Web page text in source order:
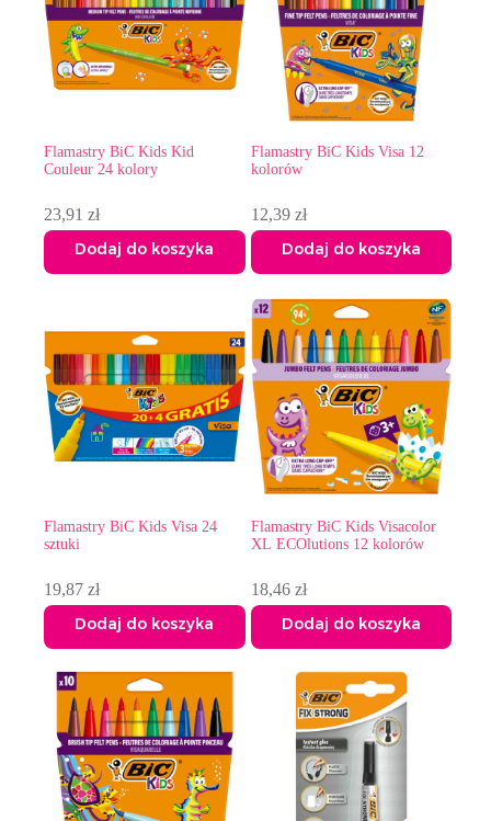
Flamastry BiC Kids Kid
Couleur 24 kolory
23,91 zł
Dodaj do koszyka
Flamastry BiC Kids Visa 12
kolorów
12,39 zł
Dodaj do koszyka
Flamastry BiC Kids Visa 24
sztuki
19,87 zł
Dodaj do koszyka
Flamastry BiC Kids Visacolor
XL ECOlutions 12 kolorów
18,46 zł
Dodaj do koszyka